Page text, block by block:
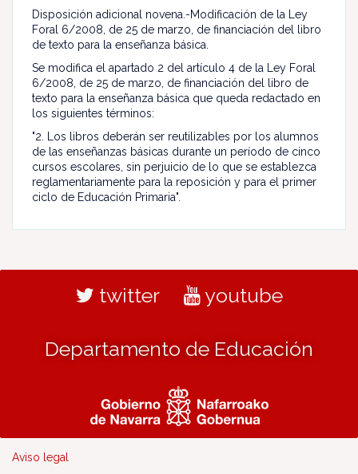
Disposición adicional novena.-Modificación de la Ley
Foral 6/2008, de 25 de marzo, de financiación del libro
de texto para la enseñanza básica.
Se modifica el apartado 2 del artículo 4 de la Ley Foral
6/2008, de 25 de marzo, de financiación del libro de
texto para la enseñanza básica que queda redactado en
los siguientes términos:
"2. Los libros deberán ser reutilizables por los alumnos
de las enseñanzas básicas durante un período de cinco
cursos escolares, sin perjuicio de lo que se establezca
reglamentariamente para la reposición y para el primer
ciclo de Educación Primaria".
twitter youtube
Departamento de Educación
Aviso legal